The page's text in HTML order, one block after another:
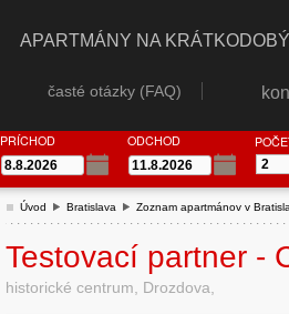
APARTMÁNY NA
časté otázky (FAQ)
PRÍCHOD ODCHOD
Úvod Bratislava Zoznam apartmánov v
Testovací partner -
historické centrum, Drozdova,